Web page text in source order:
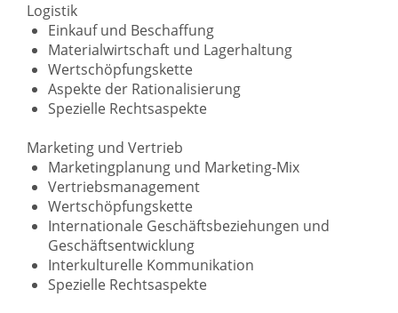
Logistik
Einkauf und Beschaffung
Materialwirtschaft und Lagerhaltung
Wertschöpfungskette
Aspekte der Rationalisierung
Spezielle Rechtsaspekte
Marketing und Vertrieb
Marketingplanung und Marketing-Mix
Vertriebsmanagement
Wertschöpfungskette
Internationale Geschäftsbeziehungen und
Geschäftsentwicklung
Interkulturelle Kommunikation
Spezielle Rechtsaspekte